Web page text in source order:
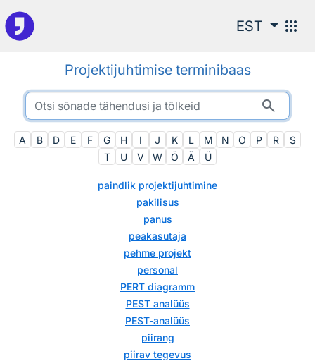
Otsingu juurde
EST apps
Projektijuhtimise terminibaas
search
A B D E F G H I J K L M N O P R
S
T
U V W Õ Ä Ü
paindlik projektijuhtimine
pakilisus
panus
peakasutaja
pehme projekt
personal
PERT diagramm
PEST analüüs
PEST-analüüs
piirang
piirav tegevus